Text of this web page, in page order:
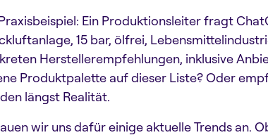
Ein Produktionsleiter fragt
15 bar, ölfrei,
Herstellerempfehlungen, inklusive
Produktpalette auf dieser Liste? Oder
längst Realität.
wir uns dafür einige aktuelle Trends an.